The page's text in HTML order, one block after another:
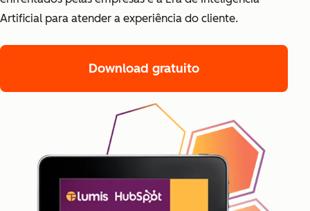
Artificial para atender a experiência do cliente.
Download gratuito